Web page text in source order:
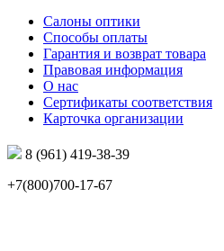
Салоны оптики
Способы оплаты
Гарантия и возврат товара
Правовая информация
О нас
Сертификаты соответствия
Карточка организации
8 (961) 419-38-39
+7(800)700-17-67